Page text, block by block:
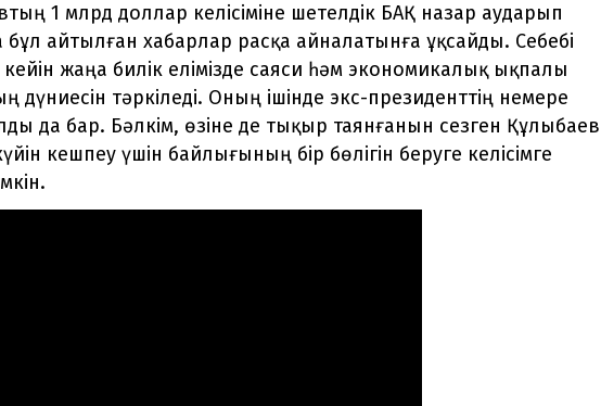
1 млрд доллар келісіміне шетелдік БАҚ назар аударып
бұл айтылған хабарлар расқа айналатынға ұқсайды. Себебі
жаңа билік елімізде саяси һәм экономикалық ықпалы
дүниесін тәркіледі. Оның ішінде экс-президенттің немере
да бар. Бәлкім, өзіне де тықыр таянғанын сезген Құлыбаев
кешпеу үшін байлығының бір бөлігін беруге келісімге